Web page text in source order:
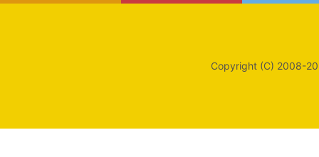
Copyright (C) 2008-